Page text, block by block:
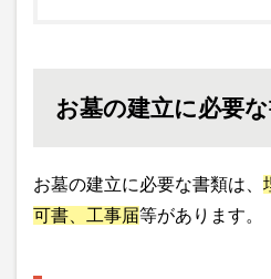
お墓の建立に必要
お墓の建立に必要な書類は、
可書、工事届等があります。